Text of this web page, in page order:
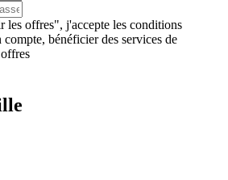
les offres", j'accepte les conditions
bénéficier des services de